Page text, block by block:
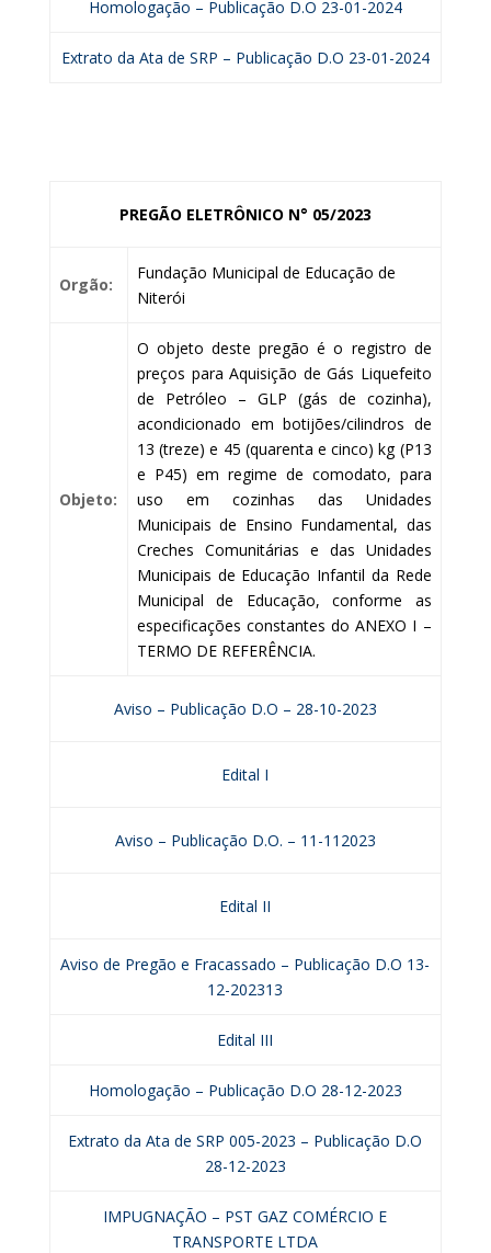
Homologação – Publicação D.O 23-01-2024
Extrato da Ata de SRP – Publicação D.O 23-01-2024
PREGÃO ELETRÔNICO N° 05/2023
Orgão:
Fundação Municipal de Educação de
Niterói
Objeto:
O objeto deste pregão é o registro de
preços para Aquisição de Gás Liquefeito
de Petróleo – GLP (gás de cozinha),
acondicionado em botijões/cilindros de
13 (treze) e 45 (quarenta e cinco) kg (P13
e P45) em regime de comodato, para
uso em cozinhas das Unidades
Municipais de Ensino Fundamental, das
Creches Comunitárias e das Unidades
Municipais de Educação Infantil da Rede
Municipal de Educação, conforme as
especificações constantes do ANEXO I –
TERMO DE REFERÊNCIA.
Aviso – Publicação D.O – 28-10-2023
Edital I
Aviso – Publicação D.O. – 11-112023
Edital II
Aviso de Pregão e Fracassado – Publicação D.O 13-
12-202313
Edital III
Homologação – Publicação D.O 28-12-2023
Extrato da Ata de SRP 005-2023 – Publicação D.O
28-12-2023
IMPUGNAÇÃO – PST GAZ COMÉRCIO E
TRANSPORTE LTDA